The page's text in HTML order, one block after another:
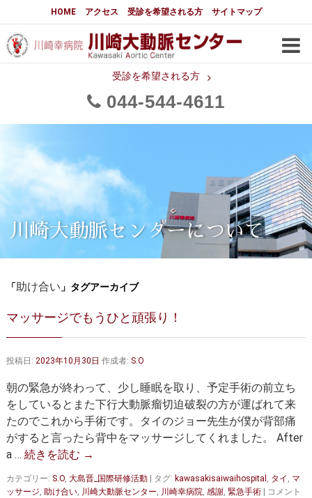
HOME アクセス 受診を希望される方 サイトマップ
受診を希望される方
044 544 4611
大動脈センターについて
はじめに 大動脈センターについて
メディアでの紹介
都道府県別患者マップ 都道府県別紹介病院
大動脈瘤について 基本編
3分でわかる大動脈瘤・大動脈
大動脈瘤
大動脈解離（解離性大動脈瘤）
胸部大動脈瘤の治療
腹部大動脈瘤の治療
大動脈弁・大動脈基部の治療 ステントグラフトによる治療
胸部大動脈瘤 胸腹部大動脈瘤
腹部大動脈瘤 大動脈解離
川崎大動脈センターについて
「助け合い 」タグアーカイブ
マッサージでもうひと頑張り！
投稿日: 2023年10月30日 作成者: S.O
朝の緊急が終わって、少し睡眠を取り、予定手術の前立ち
をしているとまた下行大動脈瘤切迫破裂の方が運ばれて来
たのでこれから手術です。タイのジョー先生が僕が背部痛
がすると言ったら背中をマッサージしてくれました。 After
a … 続きを読む →
カテゴリー: S.O, 大島晋_国際研修活動 タグ: kawasakisaiwaihospital , タイ , マ
ッサージ, 助け合い, 川崎大動脈センター, 川崎幸病院, 感謝, 緊急手術
マ
コメント